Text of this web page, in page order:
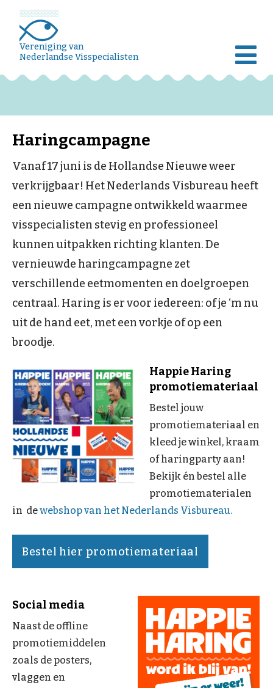
Vereniging van
Nederlandse Visspecialisten
Haringcampagne
Vanaf 17 juni is de Hollandse Nieuwe weer
verkrijgbaar! Het Nederlands Visbureau heeft
een nieuwe campagne ontwikkeld waarmee
visspecialisten stevig en professioneel
kunnen uitpakken richting klanten. De
vernieuwde haringcampagne zet
verschillende eetmomenten en doelgroepen
centraal. Haring is er voor iedereen: of je ‘m nu
uit de hand eet, met een vorkje of op een
broodje.
Happie Haring
promotiemateriaal
Bestel jouw
promotiemateriaal en
kleed je winkel, kraam
of haringparty aan!
Bekijk én bestel alle
promotiematerialen
in dewebshop van het Nederlands Visbureau.
Bestel hier promotiemateriaal
Social media
Naast de offline
promotiemiddelen
zoals de posters,
vlaggen en